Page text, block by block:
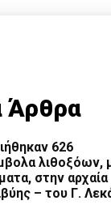
Άρθρα
626
λιθοξόων,
στην αρχαία
– του Γ.